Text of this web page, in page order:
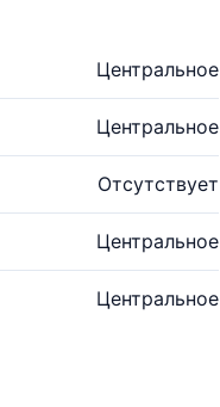
Центральное
Центральное
Отсутствует
Центральное
Центральное